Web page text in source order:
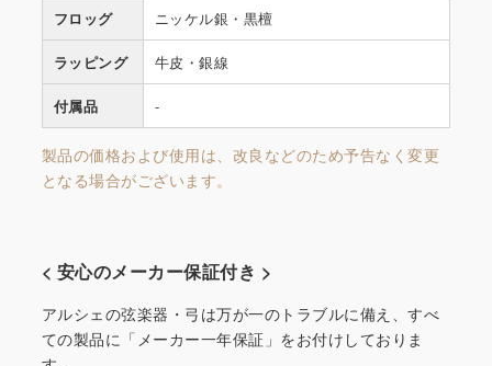
フロッグ ニッケル銀・黒檀
ラッピング 牛皮・銀線
付属品 -
製品の価格および使用は、改良などのため予告なく変更
となる場合がございます。
< 安心のメーカー保証付き >
アルシェの弦楽器・弓は万が一のトラブルに備え、すべ
ての製品に「メーカー一年保証」をお付けしておりま